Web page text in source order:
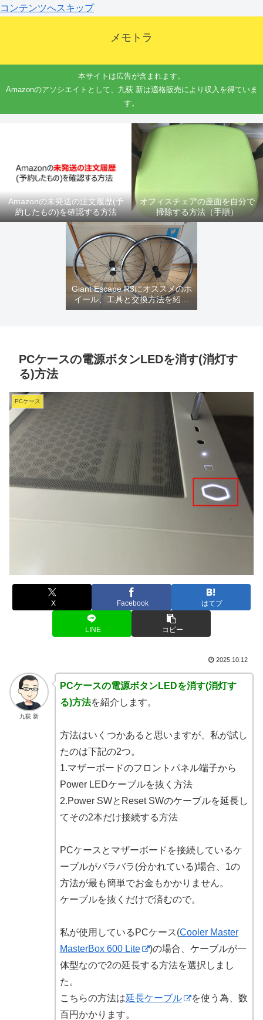
コンテンツへスキップ
メモトラ
本サイトは広告が含まれます。
Amazonのアソシエイトとして、九荻 新は適格販売により収入を得ていま
す。
Amazonの未発送の注文履歴(予
約したもの)を確認する方法
オフィスチェアの座面を自分で
掃除する方法（手順）
Giant Escape R3にオススメのホ
イール、工具と交換方法を紹介
するよ
PCケースの電源ボタンLEDを消す(消灯す
る)方法
PCケース
X Facebook はてブ
LINE コピー
2025.10.12
九荻 新
PCケースの電源ボタンLEDを消す(消灯す
る)方法を紹介します。
方法はいくつかあると思いますが、私が試し
たのは下記の2つ。
1.マザーボードのフロントパネル端子から
Power LEDケーブルを抜く方法
2.Power SWとReset SWのケーブルを延長し
てその2本だけ接続する方法
PCケースとマザーボードを接続しているケ
ーブルがバラバラ(分かれている)場合、1の
方法が最も簡単でお金もかかりません。
ケーブルを抜くだけで済むので。
私が使用しているPCケース(Cooler Master
MasterBox 600 Lite
)の場合、ケーブルが一
体型なので2の延長する方法を選択しまし
た。
こちらの方法は延長ケーブル
を使う為、数
百円かかります。